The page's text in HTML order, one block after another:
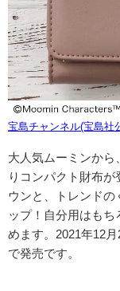
宝島チャンネル(宝島社
大人気ムーミンか
りコンパクト財布
ウンと、トレンドの
ップ！自分用はもち
めます。2021年12
で発売です。